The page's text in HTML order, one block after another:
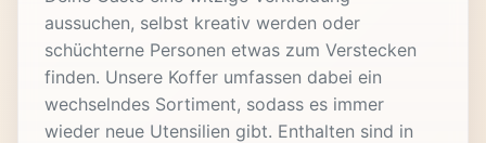
aussuchen, selbst kreativ werden oder
schüchterne Personen etwas zum Verstecken
finden. Unsere Koffer umfassen dabei ein
wechselndes Sortiment, sodass es immer
wieder neue Utensilien gibt. Enthalten sind in